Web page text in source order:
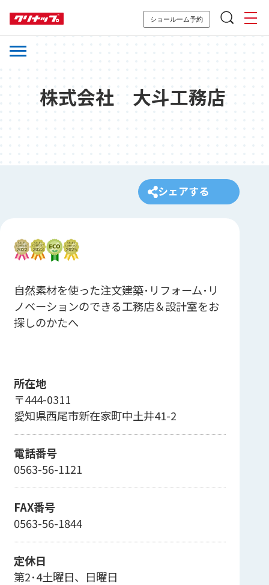
ショールーム予約
株式会社 大斗工務店
シェアする
自然素材を使った注文建築･リフォーム･リ
ノベーションのできる工務店＆設計室をお
探しのかたへ
所在地
〒444-0311
愛知県西尾市新在家町中土井41-2
電話番号
0563-56-1121
FAX番号
0563-56-1844
定休日
第2･4土曜日、日曜日